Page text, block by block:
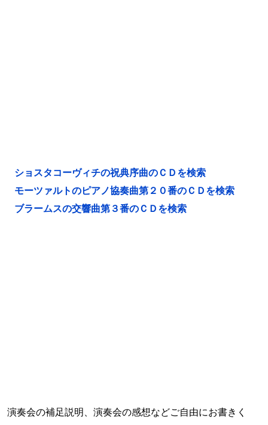
ショスタコーヴィチの祝典序曲のＣＤを検索
モーツァルトのピアノ協奏曲第２０番のＣＤを検索
ブラームスの交響曲第３番のＣＤを検索
演奏会の補足説明、演奏会の感想などご自由にお書きく